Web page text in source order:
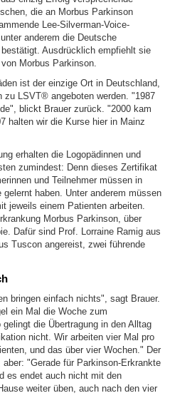
die an Morbus Parkinson
Lee-Silverman-Voice-
anderem die Deutsche
Ausdrücklich empfiehlt sie
Morbus Parkinson.
ist der einzige Ort in Deutschland,
zu LSVT® angeboten werden. "1987
blickt Brauer zurück. "2000 kam
halten wir die Kurse hier in Mainz
erhalten die Logopädinnen und
zumindest: Denn dieses Zertifikat
und Teilnehmer müssen in
haben. Unter anderem müssen
jeweils einem Patienten arbeiten.
Morbus Parkinson, über
Dafür sind Prof. Lorraine Ramig aus
Tuscon angereist, zwei führende
bringen einfach nichts", sagt Brauer.
ein Mal die Woche zum
die Übertragung in den Alltag
nicht. Wir arbeiten vier Mal pro
und das über vier Wochen." Der
"Gerade für Parkinson-Erkrankte
es endet auch nicht mit den
weiter üben, auch nach den vier